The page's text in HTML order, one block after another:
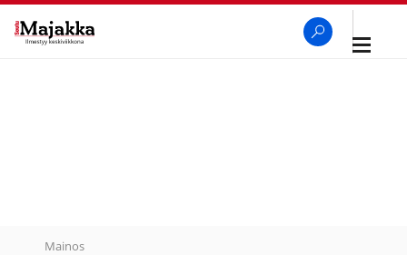
Avaa
Mainos